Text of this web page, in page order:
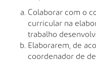
Colaborar com o
curricular na
trabalho
Elaborarem, de
coordenador de